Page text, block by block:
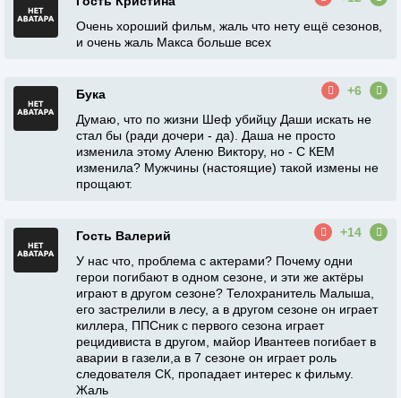
Очень хороший фильм, жаль что нету ещё сезонов,
и очень жаль Макса больше всех
Бука
+6
Думаю, что по жизни Шеф убийцу Даши искать не
стал бы (ради дочери - да). Даша не просто
изменила этому Аленю Виктору, но - С КЕМ
изменила? Мужчины (настоящие) такой измены не
прощают.
Гость Валерий
+14
У нас что, проблема с актерами? Почему одни
герои погибают в одном сезоне, и эти же актёры
играют в другом сезоне? Телохранитель Малыша,
его застрелили в лесу, а в другом сезоне он играет
киллера, ППСник с первого сезона играет
рецидивиста в другом, майор Ивантеев погибает в
аварии в газели,а в 7 сезоне он играет роль
следователя СК, пропадает интерес к фильму.
Жаль